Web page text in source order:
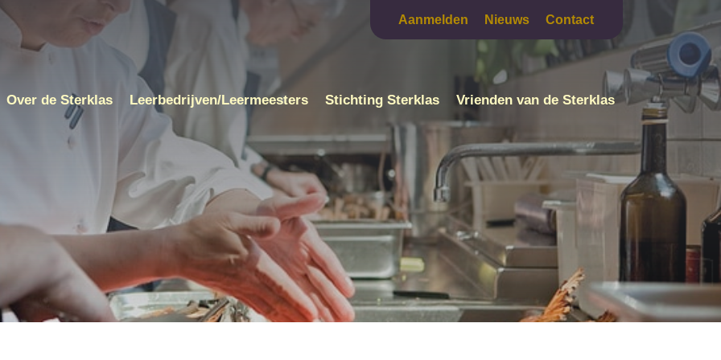
Aanmelden Nieuws Contact
Over de Sterklas Leerbedrijven/Leermeesters Stichting Sterklas Vrienden van de Sterklas